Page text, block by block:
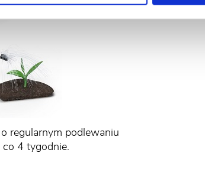
regularnym podlewaniu
4 tygodnie.